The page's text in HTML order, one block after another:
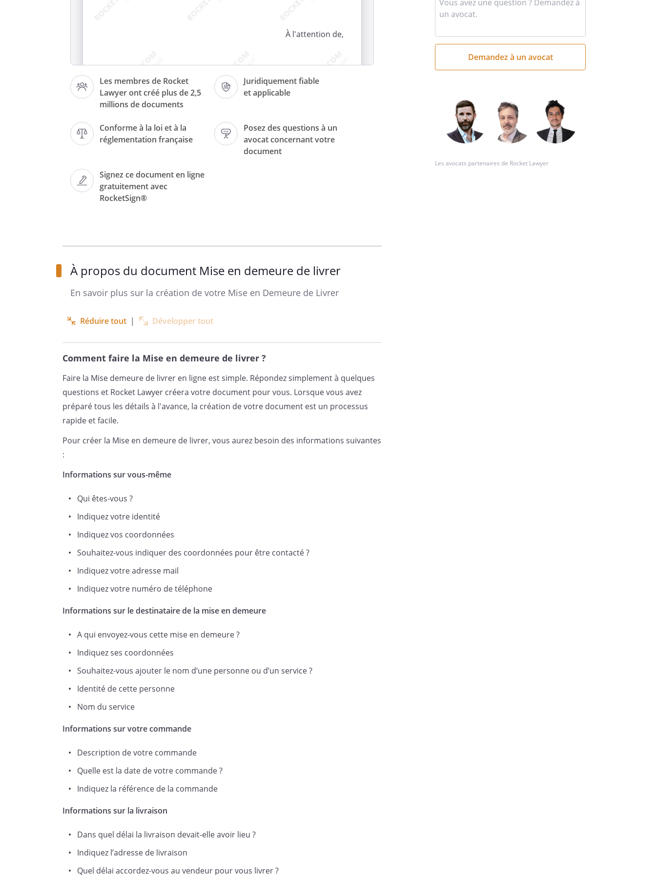
Les membres de Rocket
Lawyer ont créé plus de 2,5
millions de documents
Juridiquement fiable
et applicable
Conforme à la loi et à la
réglementation française
Posez des questions à un
avocat concernant votre
document
Signez ce document en ligne
gratuitement avec
RocketSign®
À l'attention de,
Lettre recommandée avec accusé réception
Madame, Monsieur,
Cette commande, que vous avez acceptée, porte la référence
, à l'adresse suivante :
cette obligation n'a pas été exécutée.
Cette situation me conduit, à vous signifier par la présente, votre
mise en demeure de livrer, dans un délai maximum de
Afin d'éviter une procédure judiciaire, je vous invite à bien
vouloir satisfaire votre obligation. Je vous informe que cette mise
en demeure constitue ma dernière démarche amiable avant
du contrat sur la base de l'article 1610 du code civil, ainsi que
des dommages-intérêts, s'il y a lieu.
Veuillez agréer, Madame, Monsieur, l'expression de mes
À propos du document Mise en demeure de livrer
En savoir plus sur la création de votre Mise en Demeure de Livrer
Réduire tout | Développer tout
Comment faire la Mise en demeure de livrer ?
Faire la Mise demeure de livrer en ligne est simple. Répondez simplement à quelques
questions et Rocket Lawyer créera votre document pour vous. Lorsque vous avez
préparé tous les détails à l'avance, la création de votre document est un processus
rapide et facile.
Pour créer la Mise en demeure de livrer, vous aurez besoin des informations suivantes
:
Informations sur vous-même
Qui êtes-vous ?
Indiquez votre identité
Indiquez vos coordonnées
Souhaitez-vous indiquer des coordonnées pour être contacté ?
Indiquez votre adresse mail
Indiquez votre numéro de téléphone
Informations sur le destinataire de la mise en demeure
A qui envoyez-vous cette mise en demeure ?
Indiquez ses coordonnées
Souhaitez-vous ajouter le nom d’une personne ou d’un service ?
Identité de cette personne
Nom du service
Informations sur votre commande
Description de votre commande
Quelle est la date de votre commande ?
Indiquez la référence de la commande
Informations sur la livraison
Dans quel délai la livraison devait-elle avoir lieu ?
Indiquez l’adresse de livraison
Quel délai accordez-vous au vendeur pour vous livrer ?
votre
question
Les avocats partenaires de Rocket Lawyer